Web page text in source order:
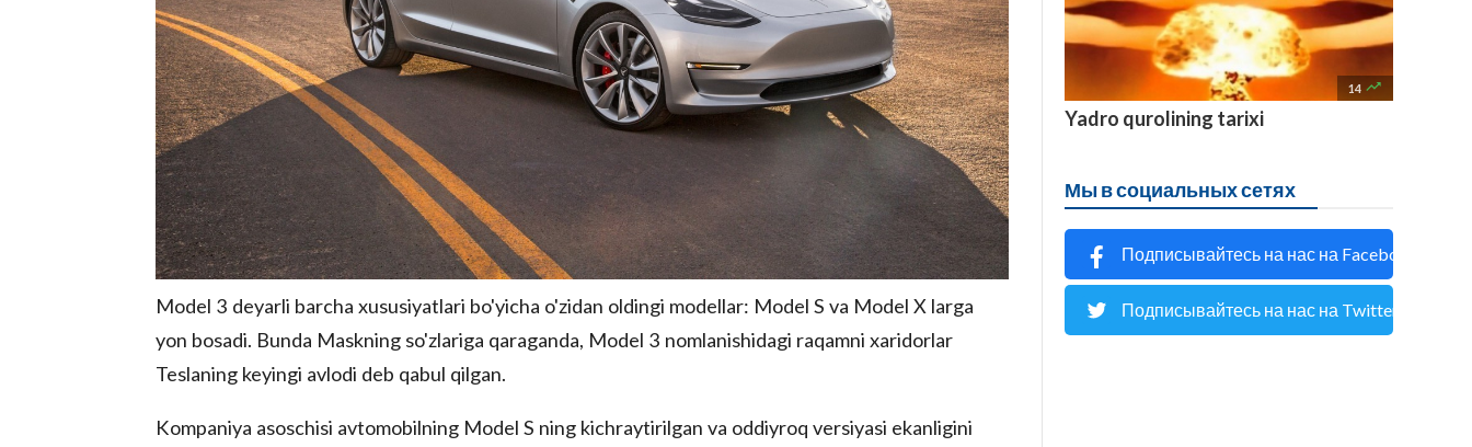
Model 3 deyarli barcha xususiyatlari bo'yicha o'zidan oldingi modellar: Model S va Model X larga
yon bosadi. Bunda Maskning so'zlariga qaraganda, Model 3 nomlanishidagi raqamni xaridorlar
Teslaning keyingi avlodi deb qabul qilgan.
Kompaniya asoschisi avtomobilning Model S ning kichraytirilgan va oddiyroq versiyasi ekanligini
14 
Yadro qurolining tarixi
Мы в социальных сетях
Подписывайтесь на нас на Facebook
Подписывайтесь на нас на Twitter